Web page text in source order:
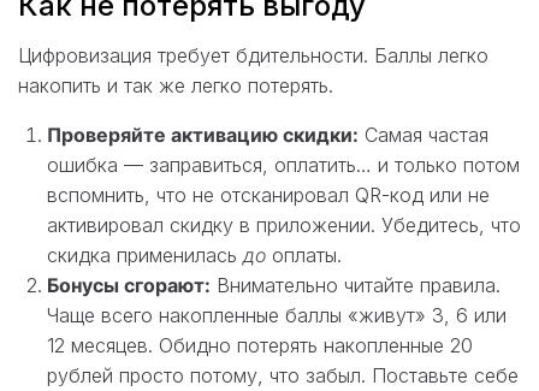
Цифровизация требует бдительности. Баллы легко
накопить и так же легко потерять.
Проверяйте активацию скидки: Самая частая
ошибка — заправиться, оплатить… и только потом
вспомнить, что не отсканировал QR-код или не
активировал скидку в приложении. Убедитесь, что
скидка применилась до оплаты.
Бонусы сгорают: Внимательно читайте правила.
Чаще всего накопленные баллы «живут» 3, 6 или
12 месяцев. Обидно потерять накопленные 20
рублей просто потому, что забыл. Поставьте себе